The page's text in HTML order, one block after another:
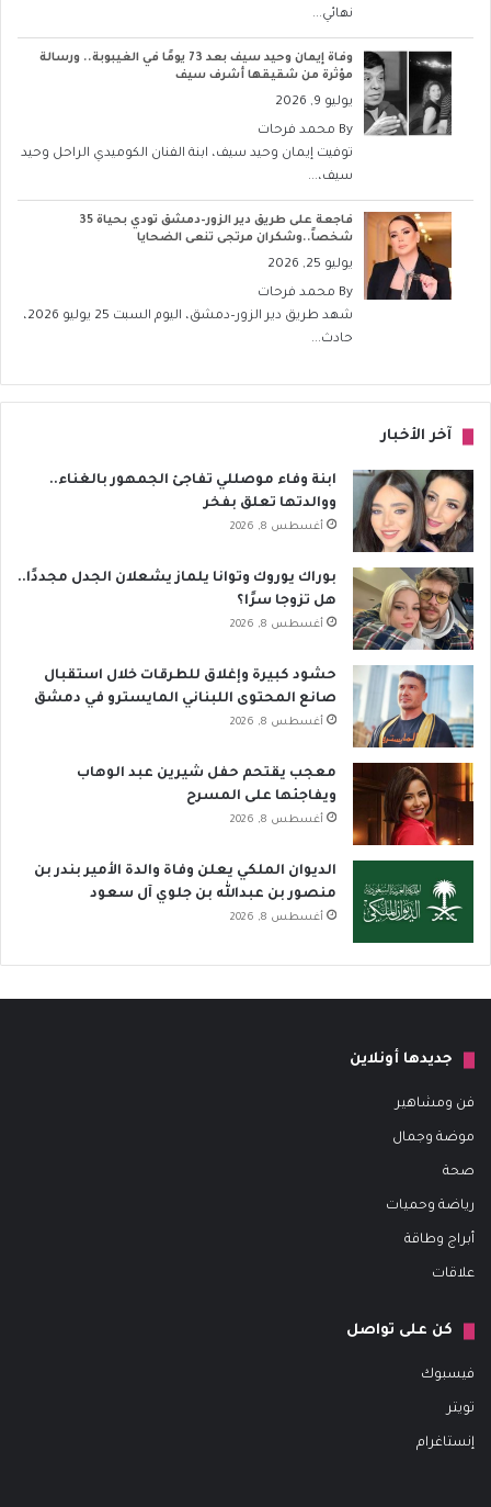
نهائي...
وفاة إيمان وحيد سيف بعد 73 يومًا في الغيبوبة.. ورسالة
مؤثرة من شقيقها أشرف سيف
يوليو 9, 2026
By محمد فرحات
توفيت إيمان وحيد سيف، ابنة الفنان الكوميدي الراحل وحيد
سيف،...
فاجعة على طريق دير الزور–دمشق تودي بحياة 35
شخصاً..وشكران مرتجى تنعى الضحايا
يوليو 25, 2026
By محمد فرحات
شهد طريق دير الزور–دمشق، اليوم السبت 25 يوليو 2026،
حادث...
آخر الأخبار
ابنة وفاء موصللي تفاجئ الجمهور بالغناء..
ووالدتها تعلق بفخر
أغسطس 8, 2026
بوراك يوروك وتوانا يلماز يشعلان الجدل مجددًا..
هل تزوجا سرًا؟
أغسطس 8, 2026
حشود كبيرة وإغلاق للطرقات خلال استقبال
صانع المحتوى اللبناني المايسترو في دمشق
أغسطس 8, 2026
معجب يقتحم حفل شيرين عبد الوهاب
ويفاجئها على المسرح
أغسطس 8, 2026
الديوان الملكي يعلن وفاة والدة الأمير بندر بن
منصور بن عبدالله بن جلوي آل سعود
أغسطس 8, 2026
جديدها أونلاين
فن ومشاهير
موضة وجمال
صحة
رياضة وحميات
أبراج وطاقة
علاقات
كن على تواصل
فيسبوك
تويتر
إنستاغرام